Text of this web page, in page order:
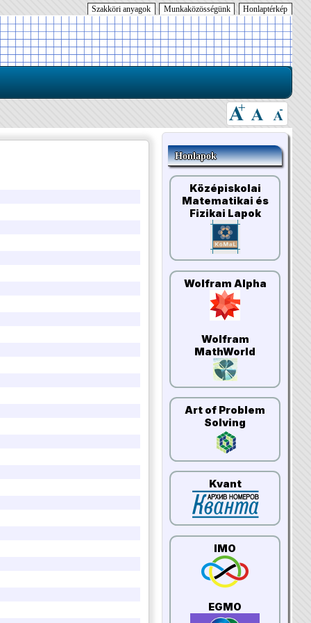
Honlaptérkép
Munkaközösségünk
Szakköri anyagok
Honlapok
Középiskolai
Matematikai és
Fizikai Lapok
Wolfram Alpha
Wolfram
MathWorld
Art of Problem
Solving
Kvant
IMO
EGMO